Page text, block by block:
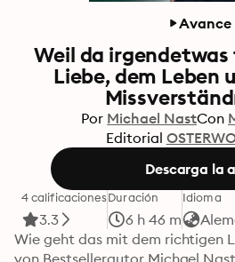
Avance
Weil da
Liebe, dem Leben
Por Michael NastCon
Editorial
Descarga la
4 calificaciones
3.3
Duración
6 h 46 m
Idioma
Wie geht das mit dem richtigen
von Bestsellerautor Michael Nast